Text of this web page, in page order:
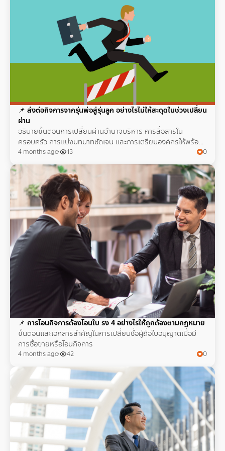
📌 ส่งต่อกิจการจากรุ่นพ่อสู่รุ่นลูก อย่างไรไม่ให้สะดุดในช่วงเปลี่ยน
ผ่าน
อธิบายขั้นตอนการเปลี่ยนผ่านอำนาจบริหาร การสื่อสารใน
ครอบครัว การแบ่งบทบาทชัดเจน และการเตรียมองค์กรให้พร้อม
รับผู้นำรุ่นใหม่โดยไม่กระทบความมั่นคง
4 months ago 13 0
📌 การโอนกิจการต้องโอนใบ รง 4 อย่างไรให้ถูกต้องตามกฎหมาย
ขั้นตอนและเอกสารสำคัญในการเปลี่ยนชื่อผู้ถือใบอนุญาตเมื่อมี
การซื้อขายหรือโอนกิจการ
4 months ago 42 0